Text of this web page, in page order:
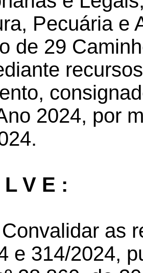
Pecuária e
de 29
2024, por
V E :
as
e 314/2024,